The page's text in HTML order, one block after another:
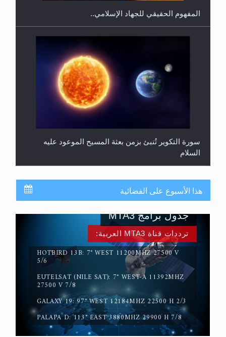
المفهوم الحقيقي للجهاد الإسلامي..
سورة التكوير تُنبئ بزمن بعثة المسيح الموعود عليه
السلام
حقيقة المسيح الدجال
هذا الأسبوع على الفضائية
ترددات قناة MTA3 العربية:
HOTBIRD 13B: 7° WEST 11200MHZ 27500 V
5/6
EUTELSAT (NILE SAT): 7° WEST-A 11392MHZ
27500 V 7/8
GALAXY 19: 97° WEST 12184MHZ 22500 H 2/3
PALAPA D: 113° EAST 3880MHZ 29900 H 7/8
جدول برامج MTA3